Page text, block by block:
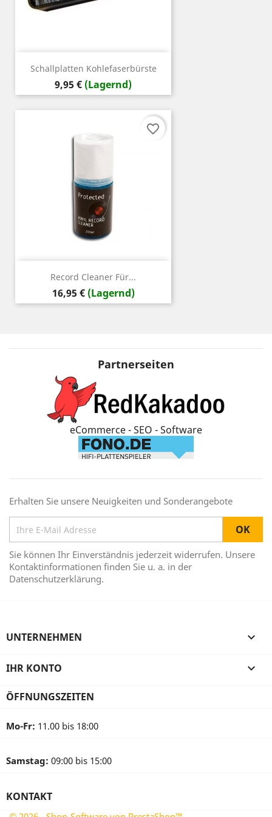
Schallplatten Kohlefaserbürste
Preis
9,95 € (Lagernd)
Record Cleaner Für...
Preis
16,95 € (Lagernd)
favorite_border
Partnerseiten
eCommerce - SEO - Software
Erhalten Sie unsere Neuigkeiten und Sonderangebote
Sie können Ihr Einverständnis jederzeit widerrufen. Unsere
Kontaktinformationen finden Sie u. a. in der
Datenschutzerklärung.
UNTERNEHMEN 
IHR KONTO 
ÖFFNUNGSZEITEN
Mo-Fr: 11.00 bis 18:00
Samstag: 09:00 bis 15:00
KONTAKT